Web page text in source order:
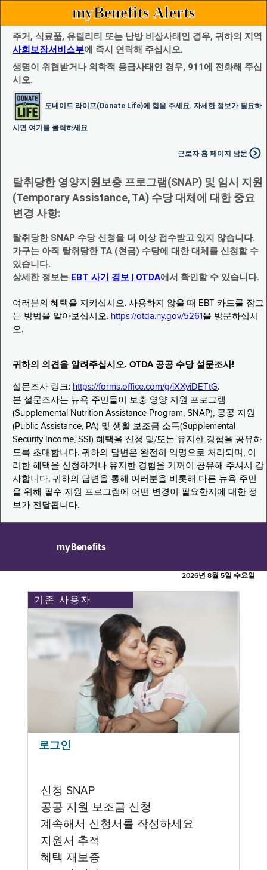
myBenefits Alerts
주거, 식료품, 유틸리티 또는 난방 비상사태인 경우, 귀하의 지역
사회보장서비스부에 즉시 연락해 주십시오.
생명이 위협받거나 의학적 응급사태인 경우, 911에 전화해 주십
시오.
도네이트 라이프(Donate Life)에 힘을 주세요. 자세한 정보가 필요하
시면 여기를 클릭하세요
근로자 홈 페이지 방문
탈취당한 영양지원보충 프로그램(SNAP) 및 임시 지원
(Temporary Assistance, TA) 수당 대체에 대한 중요
변경 사항:
탈취당한 SNAP 수당 신청을 더 이상 접수받고 있지 않습니다.
가구는 아직 탈취당한 TA (현금) 수당에 대한 대체를 신청할 수
있습니다.
상세한 정보는 EBT 사기 경보 | OTDA에서 확인할 수 있습니다.
여러분의 혜택을 지키십시오. 사용하지 않을 때 EBT 카드를 잠그
는 방법을 알아보십시오. https://otda.ny.gov/5261 을 방문하십시
오.
귀하의 의견을 알려주십시오. OTDA 공공 수당 설문조사!
설문조사 링크: https://forms.office.com/g/iXXyiDETtG.
본 설문조사는 뉴욕 주민들이 보충 영양 지원 프로그램
(Supplemental Nutrition Assistance Program, SNAP), 공공 지원
(Public Assistance, PA) 및 생활 보조금 소득(Supplemental
Security Income, SSI) 혜택을 신청 및/또는 유지한 경험을 공유하
도록 초대합니다. 귀하의 답변은 완전히 익명으로 처리되며, 이
러한 혜택을 신청하거나 유지한 경험을 기꺼이 공유해 주셔서 감
사합니다. 귀하의 답변을 통해 여러분을 비롯해 다른 뉴욕 주민
을 위해 필수 지원 프로그램에 어떤 변경이 필요한지에 대한 정
보가 전달됩니다.
myBenefits
2026년 8월 5일 수요일
기존 사용자
로그인
신청 SNAP
공공 지원 보조금 신청
계속해서 신청서를 작성하세요
지원서 추적
혜택 재보증